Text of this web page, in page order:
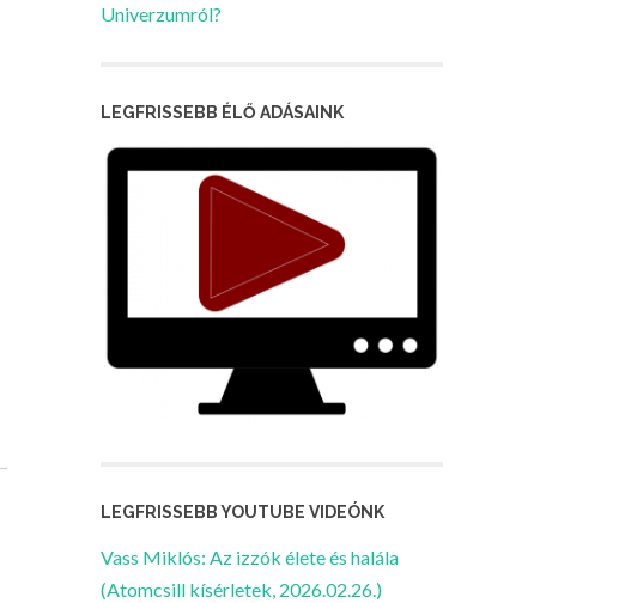
Univerzumról?
LEGFRISSEBB ÉLŐ ADÁSAINK
LEGFRISSEBB YOUTUBE VIDEÓNK
Vass Miklós: Az izzók élete és halála
(Atomcsill kísérletek, 2026.02.26.)